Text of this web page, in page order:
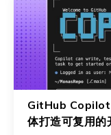
GitHub Copilot
体打造可复用的